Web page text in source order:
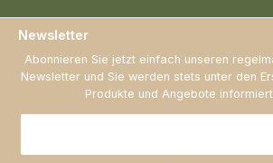
Newsletter
Abonnieren Sie jetzt einfach unseren
Newsletter und Sie werden stets unter den
Produkte und Angebote